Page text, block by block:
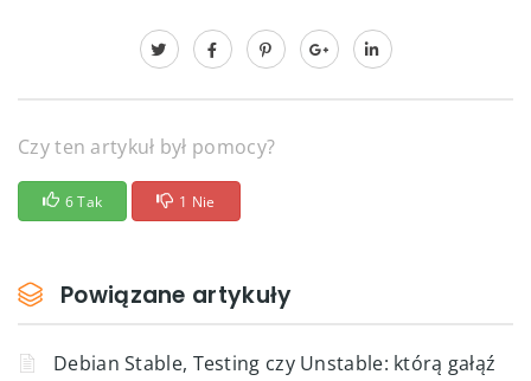
Czy ten artykuł był pomocy?
6 Tak 1 Nie
Powiązane artykuły
Debian Stable, Testing czy Unstable: którą gałąź